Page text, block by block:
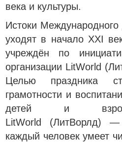
века и культуры.
Истоки
уходят в начало XXI
учреждён по
организации LitWorld
Целью праздника
грамотности и
детей и
LitWorld (ЛитВорлд)
каждый человек умеет